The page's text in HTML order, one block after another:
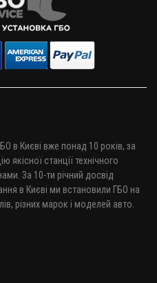
в Києві вже понад 10 років, за
якісної станції технічного
За 10-ти річний досвід
в Києві ми встановили ГБО на
різних марок і моделей авто.